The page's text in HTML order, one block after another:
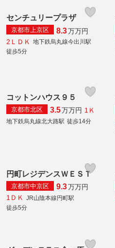
センチュリープラザ
京都市上京区 8.3万万円
2ＬＤＫ
地下鉄烏丸線今出川駅
徒歩5分
コットンハウス９５
京都市北区 3.5万万円 1Ｋ
地下鉄烏丸線北大路駅 徒歩14分
円町レジデンスＷＥＳＴ
京都市中京区 9.3万万円
1ＤＫ JR山陰本線円町駅
徒歩5分